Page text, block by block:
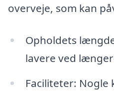
overveje, som kan
Opholdets
lavere ved
Faciliteter: